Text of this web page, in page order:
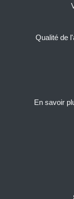
En savoir
Qualité de